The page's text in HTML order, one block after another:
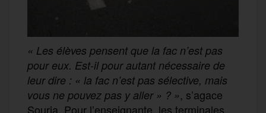
« Les élèves pensent que la fac n’est pas
pour eux. Est-il pour autant nécessaire de
leur dire : « la fac n’est pas sélective, mais
vous ne pouvez pas y aller » ? », s’agace
Souria. Pour l’enseignante, les terminales